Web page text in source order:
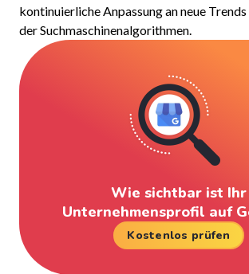
kontinuierliche Anpassung an neue
der Suchmaschinenalgorithmen.
Wie sichtbar ist Ihr
Unternehmensprofil auf
Kostenlos prüfen